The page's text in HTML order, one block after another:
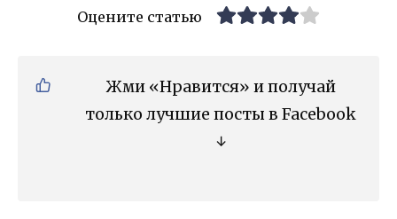
Оцените статью
Жми «Нравится» и получай
только лучшие посты в Facebook
↓